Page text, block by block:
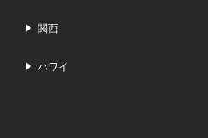
関西
ハワイ